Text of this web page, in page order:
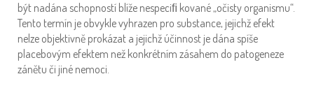
být nadána schopností blíže nespeciﬁ kované „očisty organismu“.
Tento termín je obvykle vyhrazen pro substance, jejichž efekt
nelze objektivně prokázat a jejichž účinnost je dána spíše
placebovým efektem než konkrétním zásahem do patogeneze
zánětu či jiné nemoci.